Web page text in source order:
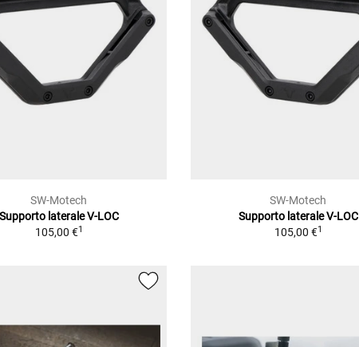
SW-Motech
laterale V-LOC
105,00 €1
SW-Motech
Supporto laterale V-LOC
105,00 €1